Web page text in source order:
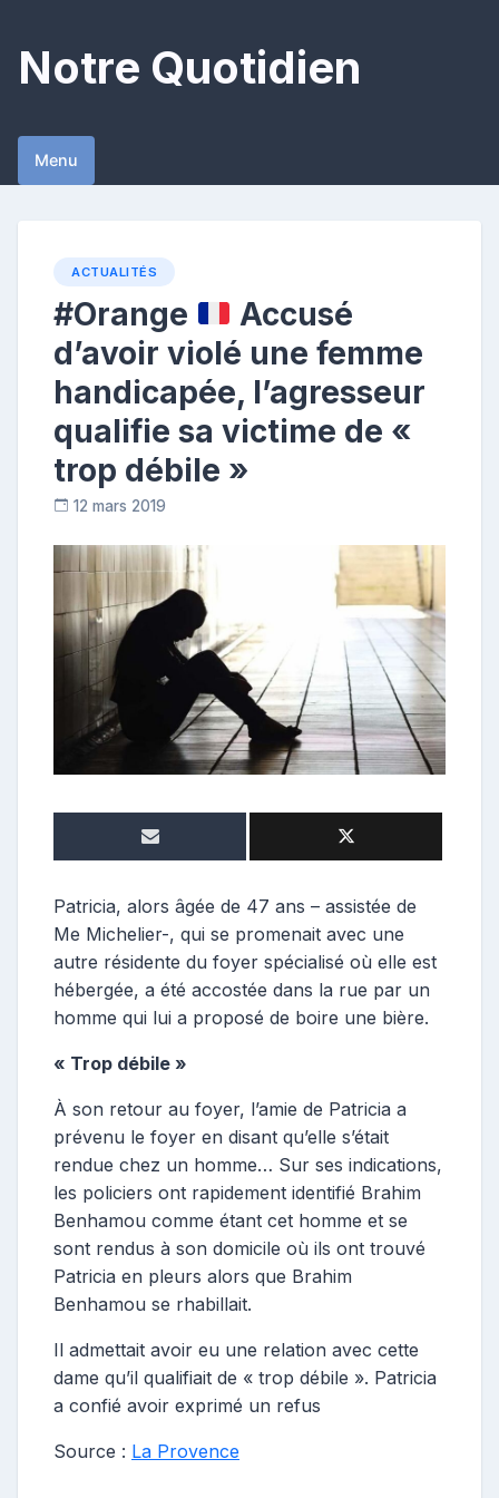
content
Notre Quotidien
Menu
ACTUALITÉS
#Orange
Accusé
d’avoir violé une femme
handicapée, l’agresseur
qualifie sa victime de «
trop débile »
12 mars 2019
o
n
i
t
r
i
e
Patricia, alors âgée de 47 ans – assistée de
Me Michelier-, qui se promenait avec une
autre résidente du foyer spécialisé où elle est
hébergée, a été accostée dans la rue par un
homme qui lui a proposé de boire une bière.
« Trop débile »
À son retour au foyer, l’amie de Patricia a
prévenu le foyer en disant qu’elle s’était
rendue chez un homme… Sur ses indications,
les policiers ont rapidement identifié Brahim
Benhamou comme étant cet homme et se
sont rendus à son domicile où ils ont trouvé
Patricia en pleurs alors que Brahim
Benhamou se rhabillait.
Il admettait avoir eu une relation avec cette
dame qu’il qualifiait de « trop débile ». Patricia
a confié avoir exprimé un refus
Source : La Provence